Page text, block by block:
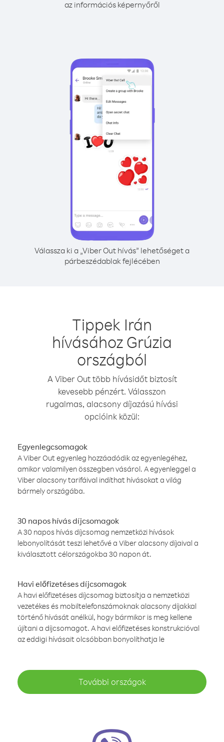
az információs képernyőről
Válassza ki a „Viber Out hívás” lehetőséget a
párbeszédablak fejlécében
Tippek Irán
hívásához Grúzia
országból
A Viber Out több hívásidőt biztosít
kevesebb pénzért. Válasszon
rugalmas, alacsony díjazású hívási
opcióink közül:
Egyenlegcsomagok
A Viber Out egyenleg hozzáadódik az egyenlegéhez,
amikor valamilyen összegben vásárol. A egyenleggel a
Viber alacsony tarifáival indíthat hívásokat a világ
bármely országába.
30 napos hívás díjcsomagok
A 30 napos hívás díjcsomag nemzetközi hívások
lebonyolítását teszi lehetővé a Viber alacsony díjaival a
kiválasztott célországokba 30 napon át.
Havi előfizetéses díjcsomagok
A havi előfizetéses díjcsomag biztosítja a nemzetközi
vezetékes és mobiltelefonszámoknak alacsony díjakkal
történő hívását anélkül, hogy bármikor is meg kellene
újítani a díjcsomagot. A havi előfizetéses konstrukcióval
az eddigi hívásait olcsóbban bonyolíthatja le
További országok